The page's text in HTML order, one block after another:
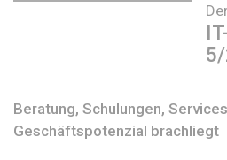
Beratung, Schulungen,
Geschäftspotenzial brachliegt